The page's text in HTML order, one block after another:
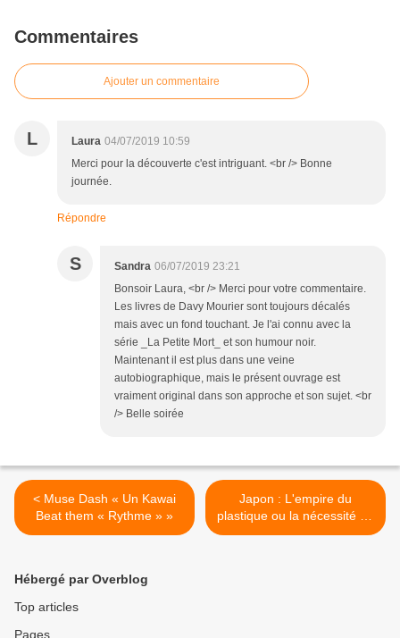
Commentaires
Ajouter un commentaire
L Laura 04/07/2019 10:59
Merci pour la découverte c'est intriguant. <br /> Bonne
journée.
Répondre
S Sandra 06/07/2019 23:21
Bonsoir Laura, <br /> Merci pour votre commentaire.
Les livres de Davy Mourier sont toujours décalés
mais avec un fond touchant. Je l'ai connu avec la
série _La Petite Mort_ et son humour noir.
Maintenant il est plus dans une veine
autobiographique, mais le présent ouvrage est
vraiment original dans son approche et son sujet. <br
/> Belle soirée
< Muse Dash « Un Kawai
Beat them « Rythme » »
Japon : L'empire du
plastique ou la nécessité de
retraiter les déchets >
Hébergé par Overblog
Top articles
Pages